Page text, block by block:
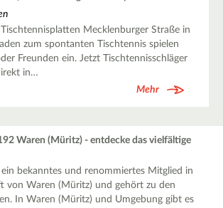
Mecklenburger Straße in
zum spontanten Tischtennis spielen
Freunden ein. Jetzt Tischtennisschläger
in…
Mehr
Waren (Müritz) - entdecke das vielfältige
ein bekanntes und renommiertes Mitglied in
von Waren (Müritz) und gehört zu den
In Waren (Müritz) und Umgebung gibt es